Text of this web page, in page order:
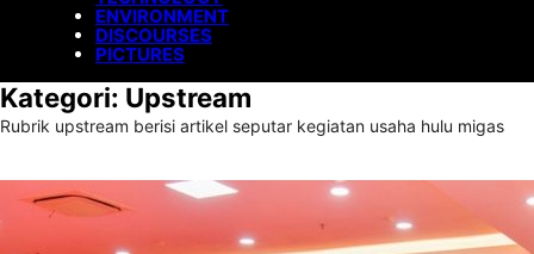
ENVIRONMENT
DISCOURSES
PICTURES
Kategori: Upstream
Rubrik upstream berisi artikel seputar kegiatan usaha hulu migas